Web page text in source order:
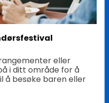
eller
i ditt område for å
å besøke baren eller